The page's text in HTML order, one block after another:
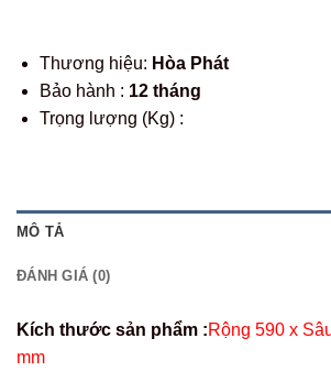
Thương hiệu: Hòa Phát
Bảo hành : 12 tháng
Trọng lượng (Kg) :
MÔ TẢ
ĐÁNH GIÁ (0)
Kích thước sản phẩm :Rộng 590 x
mm